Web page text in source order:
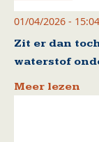
01/04/2026 - 15:04
Zit er dan
waterstof
Meer lezen